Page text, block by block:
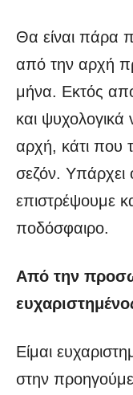
Θα είναι πάρα
από την αρχή
μήνα. Εκτός
και ψυχολογικά
αρχή, κάτι που
σεζόν. Υπάρχει
επιστρέψουμε
ποδόσφαιρο.
Από την
Είμαι
στην